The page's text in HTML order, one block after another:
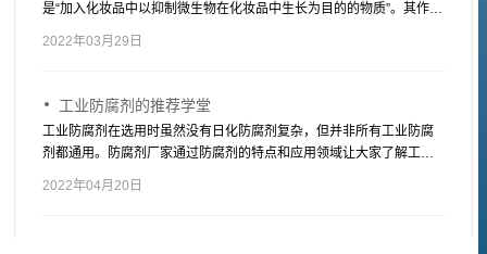
是“加入化妆品中以抑制微生物在化妆品中生长为目的的物质”。其作用
是防止化妆品在生产、使用及保质期内发生腐败变质，损害消费者的
2022年03月29日
工业防腐剂的推荐学堂
工业防腐剂在选用时虽然没有日化防腐剂复杂，但并非所有工业防腐
剂都通用。防腐剂厂家通过防腐剂的特点和应用领域让大家了解工业
防腐剂有哪些，适用于哪些产品。
2022年04月20日